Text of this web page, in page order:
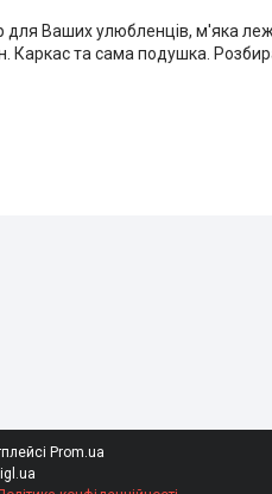
для Ваших улюбленців, м'яка
та сама подушка.
Prom.ua